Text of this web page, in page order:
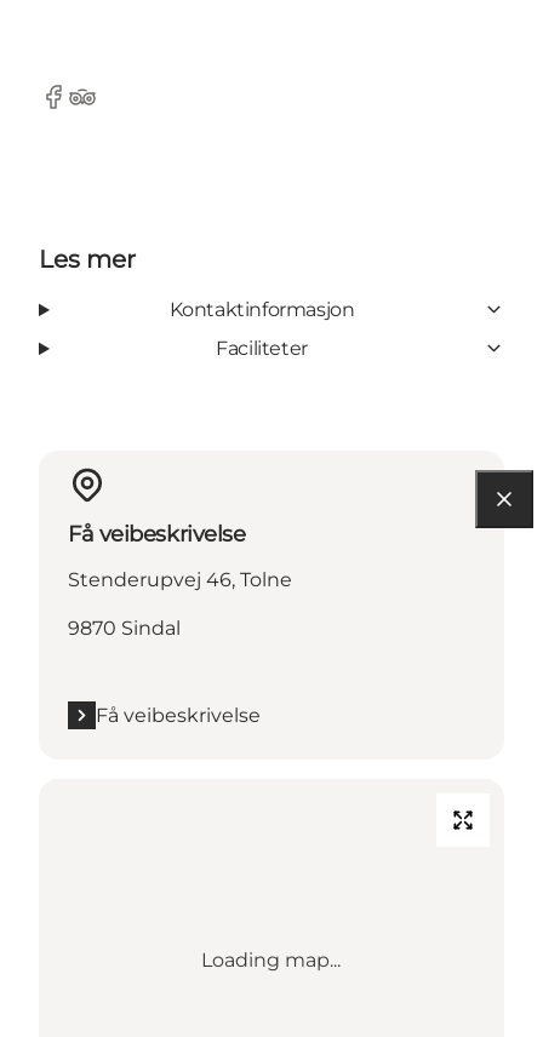
Facebook
Tripadvisor
Les mer
Kontaktinformasjon
Faciliteter
Få veibeskrivelse
Stenderupvej 46, Tolne
9870 Sindal
Få veibeskrivelse
Loading map...